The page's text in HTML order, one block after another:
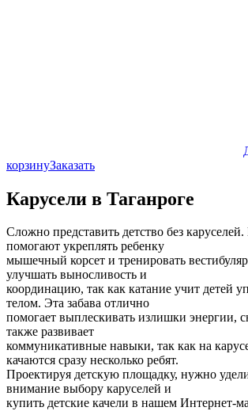
корзинуЗаказать
Карусели в Таганроге
Сложно представить детство без
помогают укреплять ребенку
мышечный корсет и тренировать
улучшать выносливость и
координацию, так как катание учит детей
телом. Эта забава отлично
помогает выплескивать излишки энергии,
также развивает
коммуникативные навыки, так как на
качаются сразу несколько ребят.
Проектируя детскую площадку, нужно
внимание выбору каруселей и
купить детские качели в нашем Интернет-